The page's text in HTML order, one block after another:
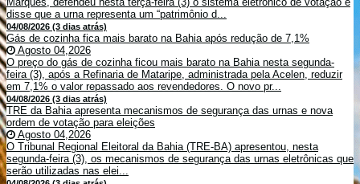
disse que a urna representa um “patrimônio d...
04/08/2026 (3 dias atrás)
Gás de cozinha fica mais barato na Bahia após redução de 7,1%
Agosto 04,2026
O preço do gás de cozinha ficou mais barato na Bahia nesta segunda-
feira (3), após a Refinaria de Mataripe, administrada pela Acelen, reduzir
em 7,1% o valor repassado aos revendedores. O novo pr...
04/08/2026 (3 dias atrás)
TRE da Bahia apresenta mecanismos de segurança das urnas e nova
ordem de votação para eleições
Agosto 04,2026
O Tribunal Regional Eleitoral da Bahia (TRE-BA) apresentou, nesta
segunda-feira (3), os mecanismos de segurança das urnas eletrônicas que
serão utilizadas nas elei...